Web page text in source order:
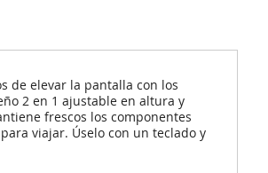
de elevar la pantalla con los
2 en 1 ajustable en altura y
frescos los componentes
viajar. Úselo con un teclado y